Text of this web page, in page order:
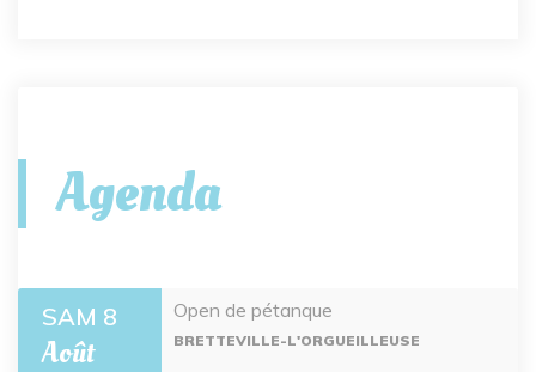
Agenda
SAM 8
Août
Open de pétanque
BRETTEVILLE-L'ORGUEILLEUSE